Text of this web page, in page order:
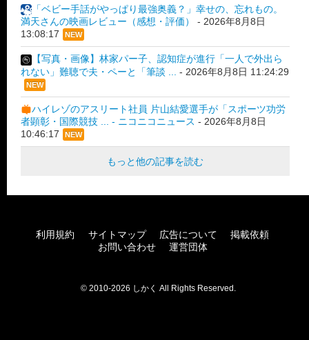
「ベビー手話がやっぱり最強奥義？」幸せの、忘れもの。
満天さんの映画レビュー（感想・評価）
- 2026年8月8日
13:08:17
NEW
【写真・画像】林家パー子、認知症が進行「一人で外出ら
れない」難聴で夫・ペーと「筆談 ...
- 2026年8月8日 11:24:29
NEW
ハイレゾのアスリート社員 片山結愛選手が「スポーツ功労
者顕彰・国際競技 ... - ニコニコニュース - 2026年8月8日
10:46:17
NEW
もっと他の記事を読む
利用規約 サイトマップ 広告について
掲載依頼
お問い合わせ
運営団体
© 2010-2026 しかく All Rights Reserved.